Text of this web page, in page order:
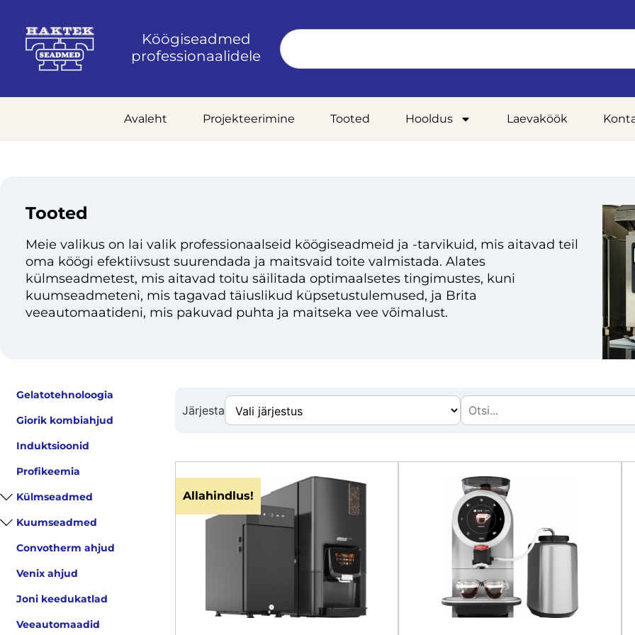
Köögiseadmed
professionaalidele
Avaleht Projekteerimine Tooted Hooldus Laevaköök
Tooted
Meie valikus on lai valik professionaalseid köögiseadmeid ja -tarvikuid, mis aitavad teil
oma köögi efektiivsust suurendada ja maitsvaid toite valmistada. Alates
külmseadmetest, mis aitavad toitu säilitada optimaalsetes tingimustes, kuni
kuumseadmeteni, mis tagavad täiuslikud küpsetustulemused, ja Brita
veeautomaatideni, mis pakuvad puhta ja maitseka vee võimalust.
Gelatotehnoloogia
Giorik kombiahjud
Induktsioonid
Profikeemia
Külmseadmed
Kuumseadmed
Convotherm ahjud
Venix ahjud
Joni keedukatlad
Veeautomaadid
Järjesta
Allahindlus!